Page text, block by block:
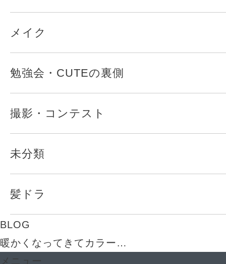
メイク
勉強会・CUTEの裏側
撮影・コンテスト
未分類
髪ドラ
BLOG
暖かくなってきてカラー…
メニュー